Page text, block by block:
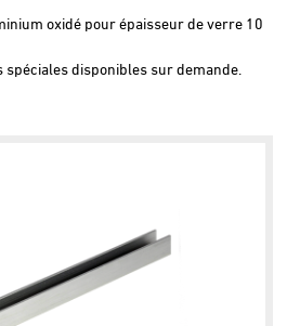
oxidé pour épaisseur de verre 10
disponibles sur demande.